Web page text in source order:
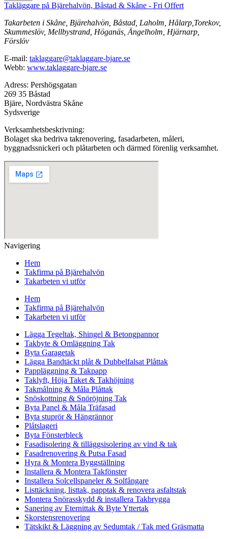
Takläggare på Bjärehalvön, Båstad & Skåne - Fri Offert
Takarbeten i Skåne, Bjärehalvön, Båstad, Laholm, Hålarp,Torekov,
Skummeslöv, Mellbystrand, Höganäs, Ängelholm, Hjärnarp,
Förslöv
E-mail: taklaggare@taklaggare-bjare.se
Webb: www.taklaggare-bjare.se
Adress: Pershögsgatan
269 35 Båstad
Bjäre, Nordvästra Skåne
Sydsverige
Verksamhetsbeskrivning:
Bolaget ska bedriva takrenovering, fasadarbeten, måleri,
byggnadssnickeri och plåtarbeten och därmed förenlig verksamhet.
Navigering
Hem
Takfirma på Bjärehalvön
Takarbeten vi utför
Hem
Takfirma på Bjärehalvön
Takarbeten vi utför
Lägga Tegeltak, Shingel & Betongpannor
Takbyte & Omläggning Tak
Byta Garagetak
Lägga Bandtäckt plåt & Dubbelfalsat Plåttak
Pappläggning & Takpapp
Taklyft, Höja Taket & Takhöjning
Takmålning & Måla Plåttak
Snöskottning & Snöröjning Tak
Byta Panel & Måla Träfasad
Byta stuprör & Hängrännor
Plåtslageri
Byta Fönsterbleck
Fasadisolering & tilläggsisolering av vind & tak
Fasadrenovering & Putsa Fasad
Hyra & Montera Byggställning
Installera & Montera Takfönster
Installera Solcellspaneler & Solfångare
Listtäckning, listtak, papptak & renovera asfaltstak
Montera Snörasskydd & installera Takbrygga
Sanering av Eternittak & Byte Yttertak
Skorstensrenovering
Tätskikt & Läggning av Sedumtak / Tak med Gräsmatta